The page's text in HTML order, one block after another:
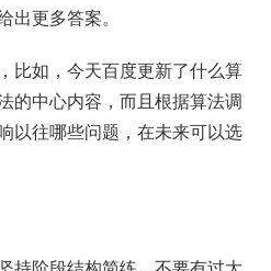
出更多答案。
比如，今天百度更新了什么算
的中心内容，而且根据算法调
以往哪些问题，在未来可以选